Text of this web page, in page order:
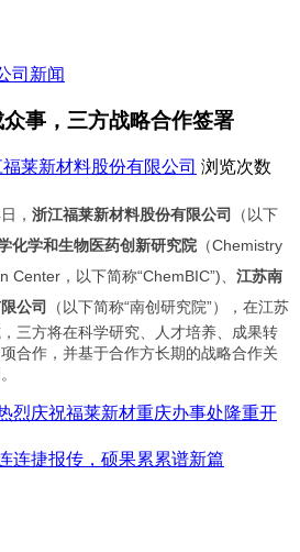
司新闻
事，三方战略合作签署
莱新材料股份有限公司 浏览次数
， 浙江福莱新材料股份有限公司
（以下
化学和生物医药创新研究院 （Chemistry
，以下简称“ChemBIC”)、 江苏南
公司
（以下简称“南创研究院”），在江苏
三方将在科学研究、人才培养、成果转
合作，并基于合作方长期的战略合作关
烈庆祝福莱新材重庆办事处隆重开
连捷报传，硕果累累谱新篇